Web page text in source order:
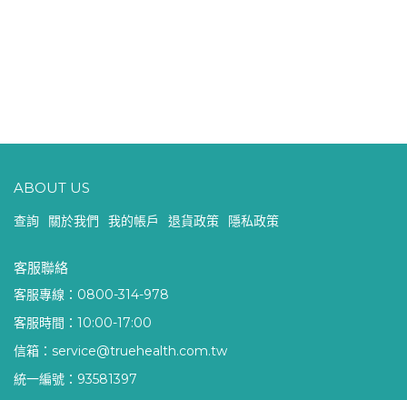
ABOUT US
查詢 關於我們 我的帳戶 退貨政策 隱私政策
客服聯絡
客服專線：0800-314-978
客服時間：10:00-17:00
信箱：service@truehealth.com.tw
統一編號：93581397